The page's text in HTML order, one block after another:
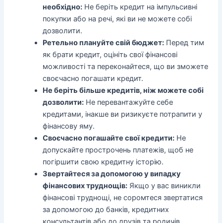
необхідно: Не беріть кредит на імпульсивні
покупки або на речі, які ви не можете собі
дозволити.
Ретельно плануйте свій бюджет: Перед тим
як брати кредит, оцініть свої фінансові
можливості та переконайтеся, що ви зможете
своєчасно погашати кредит.
Не беріть більше кредитів, ніж можете собі
дозволити: Не перевантажуйте себе
кредитами, інакше ви ризикуєте потрапити у
фінансову яму.
Своєчасно погашайте свої кредити: Не
допускайте прострочень платежів, щоб не
погіршити свою кредитну історію.
Звертайтеся за допомогою у випадку
фінансових труднощів: Якщо у вас виникли
фінансові труднощі, не соромтеся звертатися
за допомогою до банків, кредитних